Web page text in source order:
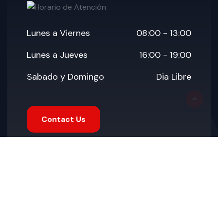
Lunes a Viernes
08:00 - 13:00
Lunes a Jueves
16:00 - 19:00
Sabado y Domingo
Dia Libre
Contact Us